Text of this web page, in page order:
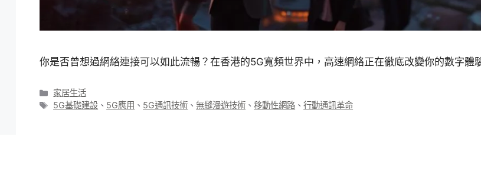
你是否曾想過網絡連接可以如此流暢？在香港的5G寬頻世界中，高速網絡正在徹底改變你的數字體
分
類
家居生活
標
5G基礎建設 、 5G應用 、 5G通訊技術 、無縫漫遊技術 、移動性網路 、行動通訊革命